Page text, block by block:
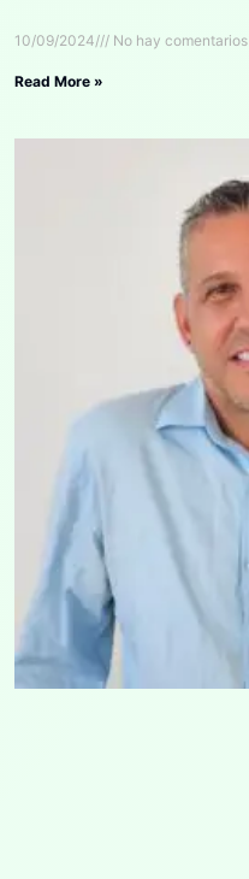
10/09/2024 No hay comentarios
Read More »